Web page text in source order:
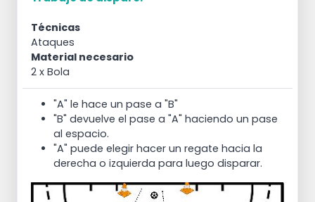
Técnicas
Ataques
Material necesario
2 x Bola
"A" le hace un pase a "B"
"B" devuelve el pase a "A" haciendo un pase
al espacio.
"A" puede elegir hacer un regate hacia la
derecha o izquierda para luego disparar.